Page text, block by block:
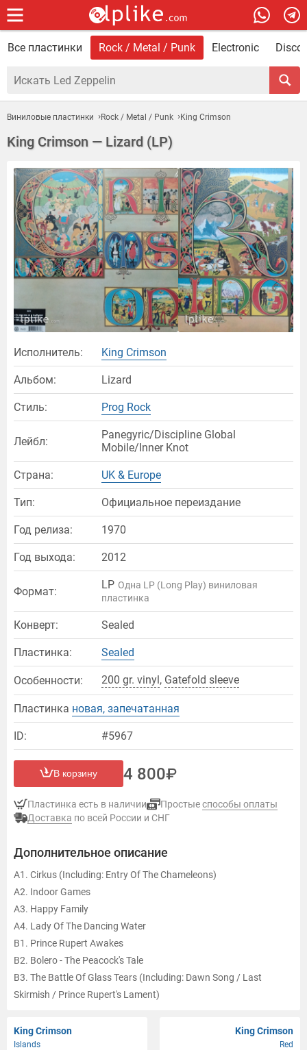
Все пластинки Rock / Metal / Punk Electronic Disco
Виниловые пластинки Rock / Metal / Punk King Crimson
King Crimson — Lizard (LP)
Исполнитель: King Crimson
Альбом: Lizard
Стиль: Prog Rock
Лейбл:
Panegyric/Discipline Global
Mobile/Inner Knot
Страна: UK & Europe
Тип: Официальное переиздание
Год релиза: 1970
Год выхода: 2012
Формат: LP Одна LP (Long Play) виниловая
пластинка
Конверт: Sealed
Пластинка: Sealed
Особенности: 200 gr. vinyl, Gatefold sleeve
Пластинка новая, запечатанная
ID: #5967
В корзину 4 800
Пластинка есть в наличии Простыеспособы оплаты
Доставка по всей России и СНГ
Дополнительное описание
A1. Cirkus (Including: Entry Of The Chameleons)
A2. Indoor Games
A3. Happy Family
A4. Lady Of The Dancing Water
B1. Prince Rupert Awakes
B2. Bolero - The Peacock's Tale
B3. The Battle Of Glass Tears (Including: Dawn Song / Last
Skirmish / Prince Rupert's Lament)
King Crimson
Islands
King Crimson
Red